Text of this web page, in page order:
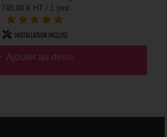
748,80 € HT / 1 jour
INSTALLATION INCLUSE
Ajouter au devis